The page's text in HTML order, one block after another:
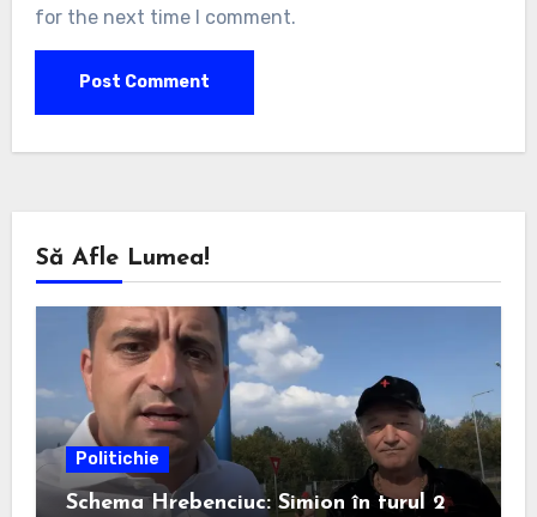
for the next time I comment.
Să Afle Lumea!
Politichie
Schema Hrebenciuc: Simion în turul 2